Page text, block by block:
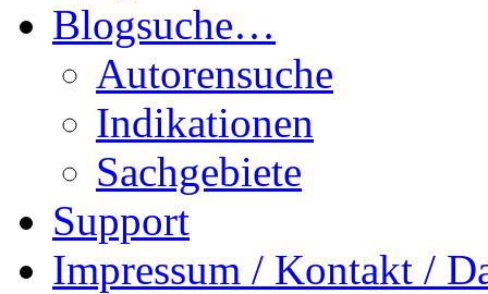
Blogsuche…
Autorensuche
Indikationen
Sachgebiete
Support
Impressum / Kontakt /